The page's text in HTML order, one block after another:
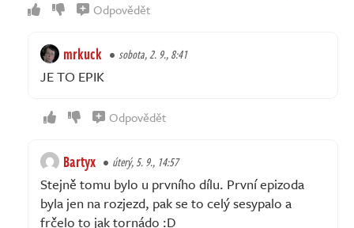
Odpovědět
mrkuck sobota, 2. 9., 8:41
JE TO EPIK
Odpovědět
Bartyx úterý, 5. 9., 14:57
Stejně tomu bylo u prvního dílu. První epizoda
byla jen na rozjezd, pak se to celý sesypalo a
frčelo to jak tornádo :D